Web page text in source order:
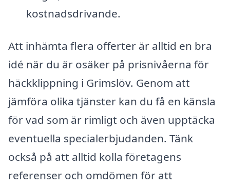
kostnadsdrivande.
Att inhämta flera offerter är alltid en bra
idé när du är osäker på prisnivåerna för
häckklippning i Grimslöv. Genom att
jämföra olika tjänster kan du få en känsla
för vad som är rimligt och även upptäcka
eventuella specialerbjudanden. Tänk
också på att alltid kolla företagens
referenser och omdömen för att